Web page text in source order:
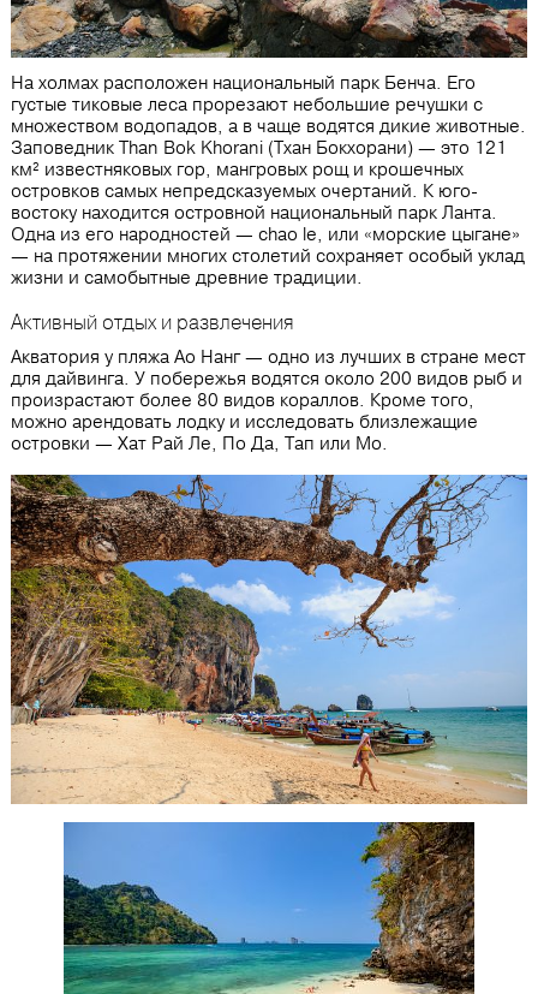
На холмах расположен национальный парк Бенча. Его
густые тиковые леса прорезают небольшие речушки с
множеством водопадов, а в чаще водятся дикие животные.
Заповедник Than Bok Khorani (Тхан Бокхорани) — это 121
км² известняковых гор, мангровых рощ и крошечных
островков самых непредсказуемых очертаний. К юго-
востоку находится островной национальный парк Ланта.
Одна из его народностей — сhao le, или «морские цыгане»
— на протяжении многих столетий сохраняет особый уклад
жизни и самобытные древние традиции.
Активный отдых и развлечения
Акватория у пляжа Ао Нанг — одно из лучших в стране мест
для дайвинга. У побережья водятся около 200 видов рыб и
произрастают более 80 видов кораллов. Кроме того,
можно арендовать лодку и исследовать близлежащие
островки — Хат Рай Ле, По Да, Тап или Мо.